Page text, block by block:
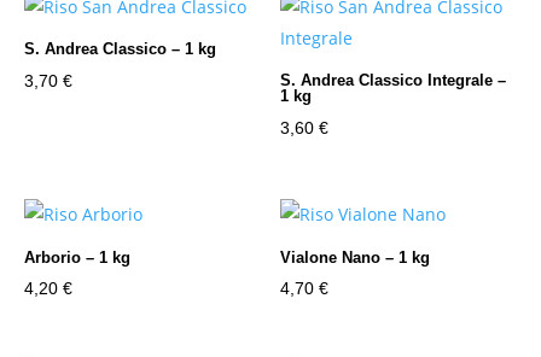
S. Andrea Classico – 1 kg
3,70 €
S. Andrea Classico Integrale –
1 kg
3,60€
Arborio – 1 kg
4,20 €
Vialone Nano – 1 kg
4,70€